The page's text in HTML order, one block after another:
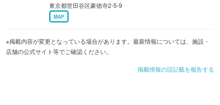
東京都世田谷区豪徳寺2-5-9
MAP
※掲載内容が変更となっている場合があります。最新情報については、施設・
店舗の公式サイト等でご確認ください。
掲載情報の誤記載を報告する